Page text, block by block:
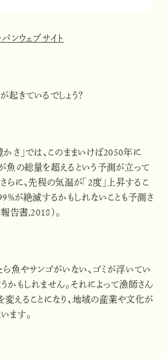
ンウェブサイト
起きているでしょう？
さ」では、このままいけば2050年に
魚の総量を超えるという予測が立って
さらに、先程の気温が「2度」上昇するこ
％が絶滅するかもしれないことも予測さ
告書,2018）。
ら魚やサンゴがいない、ゴミが浮いてい
かもしれません。それによって漁師さん
えることになり、地域の産業や文化が
ます。